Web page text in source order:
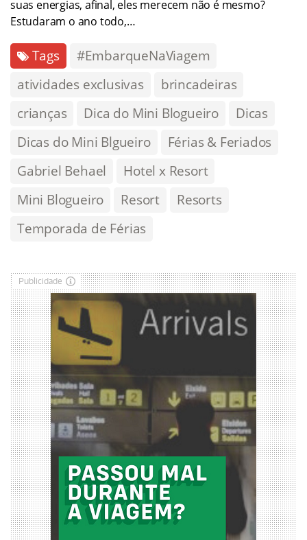
suas energias, afinal, eles merecem não é mesmo?
Estudaram o ano todo,…
Tags
#EmbarqueNaViagem
atividades exclusivas
brincadeiras
crianças
Dica do Mini Blogueiro
Dicas
Dicas do Mini Blgueiro
Férias & Feriados
Gabriel Behael
Hotel x Resort
Mini Blogueiro
Resort
Resorts
Temporada de Férias
Publicidade